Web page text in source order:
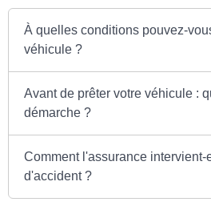
À quelles conditions pouvez-
véhicule ?
Avant de prêter votre véhicule :
démarche ?
Comment l'assurance intervient-
d'accident ?